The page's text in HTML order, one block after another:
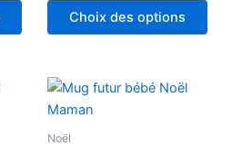
Choix des options
Noël